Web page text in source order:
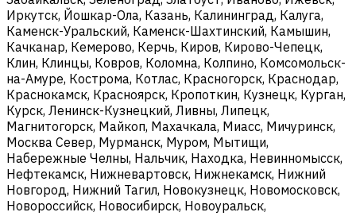
Иркутск, Йошкар-Ола, Казань, Калининград, Калуга,
Каменск-Уральский, Каменск-Шахтинский, Камышин,
Качканар, Кемерово, Керчь, Киров, Кирово-Чепецк,
Клин, Клинцы, Ковров, Коломна, Колпино, Комсомольск-
на-Амуре, Кострома, Котлас, Красногорск, Краснодар,
Краснокамск, Красноярск, Кропоткин, Кузнецк, Курган,
Курск, Ленинск-Кузнецкий, Ливны, Липецк,
Магнитогорск, Майкоп, Махачкала, Миасс, Мичуринск,
Москва Север, Мурманск, Муром, Мытищи,
Набережные Челны, Нальчик, Находка, Невинномысск,
Нефтекамск, Нижневартовск, Нижнекамск, Нижний
Новгород, Нижний Тагил, Новокузнецк, Новомосковск,
Новороссийск, Новосибирск, Новоуральск,